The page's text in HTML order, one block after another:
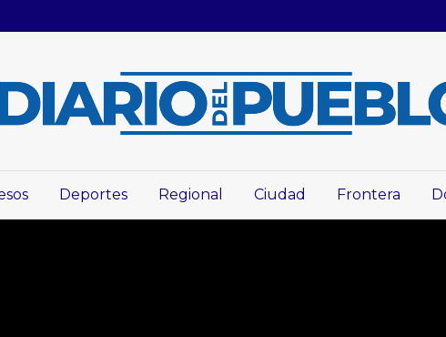
Deportes Regional Ciudad Frontera